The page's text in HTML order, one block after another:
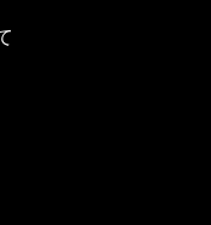
てお支払いいただけま
能です。
変更はできかねます